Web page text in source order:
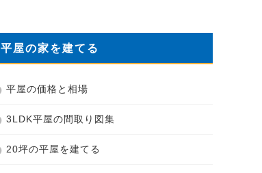
平屋の家を建てる
平屋の価格と相場
3LDK平屋の間取り図集
20坪の平屋を建てる